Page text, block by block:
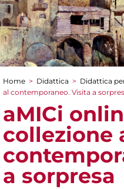
Tu sei qui
Home > Didattica > Didattica
al contemporaneo. Visita a
aMICi
collezione
a sorpresa